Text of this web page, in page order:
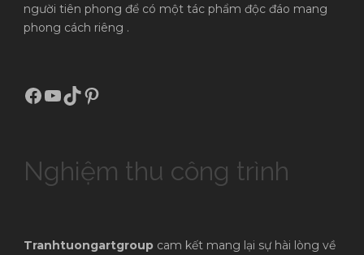
người tiên phong để có một tác phẩm độc đáo mang
phong cách riêng .
Facebook
Youtube
TikTok
Pinterest
Nghiệm thu công trình
Tranhtuongartgroup cam kết mang lại sự hài lòng về